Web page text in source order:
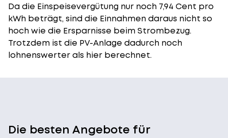
Da die Einspeisevergütung nur noch 7,94 Cent pro
kWh beträgt, sind die Einnahmen daraus nicht so
hoch wie die Ersparnisse beim Strombezug.
Trotzdem ist die PV-Anlage dadurch noch
lohnenswerter als hier berechnet.
Die besten Angebote für